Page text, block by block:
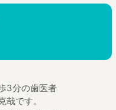
3分の歯医者
です。